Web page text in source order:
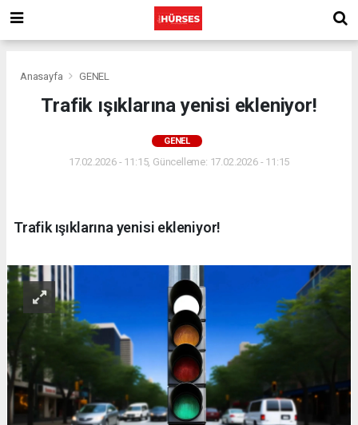
Anasayfa GENEL
Trafik ışıklarına yenisi ekleniyor!
GENEL
17.02.2026 - 11:15, Güncelleme: 17.02.2026 - 11:15
Trafik ışıklarına yenisi ekleniyor!